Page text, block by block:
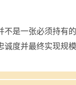
是一张必须持有
度并最终实现规模